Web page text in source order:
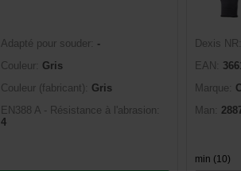
Adapté pour souder: -
Couleur: Gris
Couleur (fabricant):
Gris
EN388 A - Résistance à l'abrasion:
4
Dexis NR:
EAN:
Marque:
Man:
min (10)